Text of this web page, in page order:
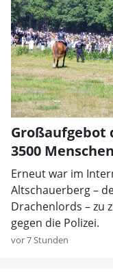
Großaufgebot
3500
Erneut war im
Altschauerberg –
Drachenlords – zu
gegen die Polizei.
vor 7 Stunden